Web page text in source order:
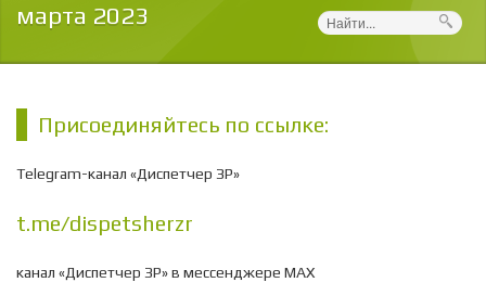
марта 2023 Поиск
Присоединяйтесь по ссылке:
Telegram-канал «Диспетчер ЗР»
t.me/dispetsherzr
канал «Диспетчер ЗР» в мессенджере МАХ